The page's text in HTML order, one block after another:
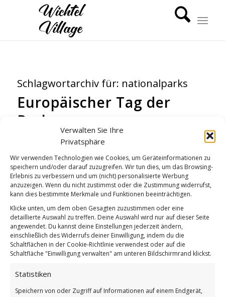
Verwalten Sie Ihre
Privatsphäre
Wir verwenden Technologien wie Cookies, um Geräteinformationen zu
speichern und/oder darauf zuzugreifen. Wir tun dies, um das Browsing-
Erlebnis zu verbessern und um (nicht) personalisierte Werbung
anzuzeigen. Wenn du nicht zustimmst oder die Zustimmung widerrufst,
kann dies bestimmte Merkmale und Funktionen beeinträchtigen.
Klicke unten, um dem oben Gesagten zuzustimmen oder eine
detaillierte Auswahl zu treffen. Deine Auswahl wird nur auf dieser Seite
angewendet. Du kannst deine Einstellungen jederzeit ändern,
einschließlich des Widerrufs deiner Einwilligung, indem du die
Schaltflächen in der Cookie-Richtlinie verwendest oder auf die
Schaltfläche "Einwilligung verwalten" am unteren Bildschirmrand klickst.
Statistiken
Speichern von oder Zugriff auf Informationen auf einem Endgerät,
Schlagwortarchiv für: nationalparks
Europäischer Tag der
Parke